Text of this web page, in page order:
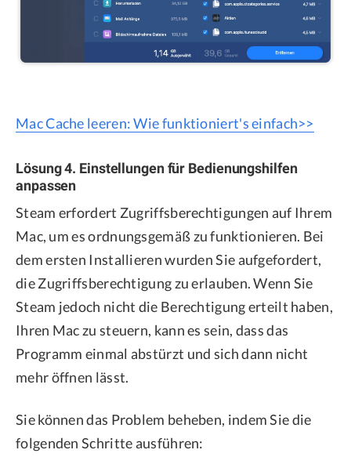
Mac Cache leeren: Wie funktioniert's einfach>>
Lösung 4. Einstellungen für Bedienungshilfen
anpassen
Steam erfordert Zugriffsberechtigungen auf Ihrem
Mac, um es ordnungsgemäß zu funktionieren. Bei
dem ersten Installieren wurden Sie aufgefordert,
die Zugriffsberechtigung zu erlauben. Wenn Sie
Steam jedoch nicht die Berechtigung erteilt haben,
Ihren Mac zu steuern, kann es sein, dass das
Programm einmal abstürzt und sich dann nicht
mehr öffnen lässt.
Sie können das Problem beheben, indem Sie die
folgenden Schritte ausführen: